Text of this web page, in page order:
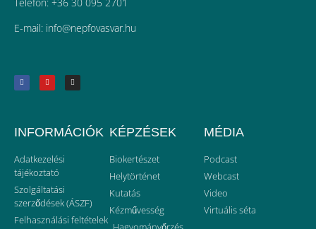
E-mail: uh.ravsavofpen@ofni
INFORMÁCIÓK
Adatkezelési
tájékoztató
Szolgáltatási
szerződések (ÁSZF)
Felhasználási feltételek
KÉPZÉSEK
Biokertészet
Helytörténet
Kutatás
Kézművesség
MÉDIA
Podcast
Webcast
Video
Virtuális séta